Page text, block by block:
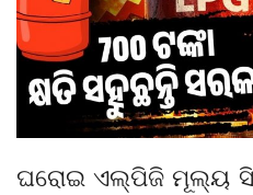
ଘରୋଇ ଏଲ୍‌ପିଜି ମୂଲ୍ୟ